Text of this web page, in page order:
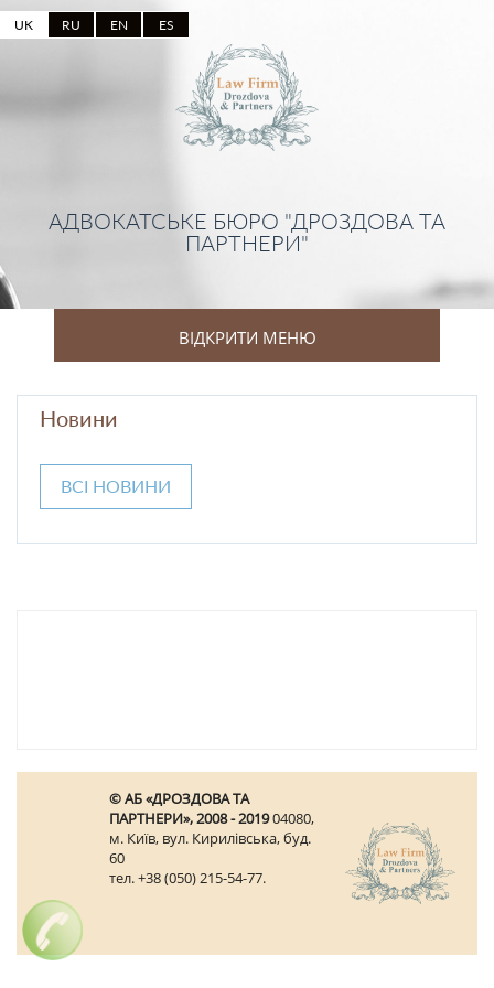
UK RU EN ES
АДВОКАТСЬКЕ БЮРО "ДРОЗДОВА ТА
ПАРТНЕРИ"
ВІДКРИТИ МЕНЮ
Новини
ВСІ НОВИНИ
© АБ «ДРОЗДОВА ТА
ПАРТНЕРИ», 2008 - 201904080,
м. Київ, вул. Кирилівська, буд.
60
тел. +38 (050) 215-54-77.